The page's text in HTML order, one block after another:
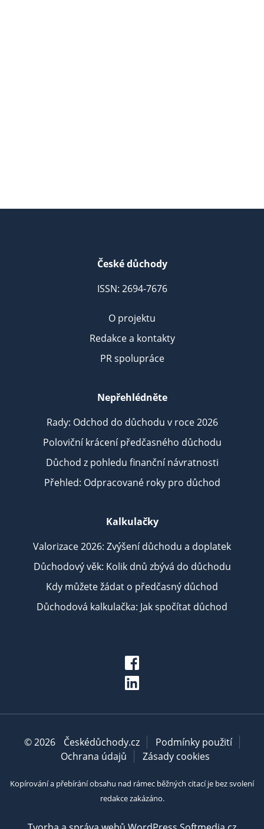
České důchody
ISSN: 2694-7676
O projektu
Redakce a kontakty
PR spolupráce
Nepřehlédněte
Rady: Odchod do důchodu v roce 2026
Poloviční krácení předčasného důchodu
Důchod z pohledu finanční návratnosti
Přehled: Odpracované roky pro důchod
Kalkulačky
Valorizace 2026: Zvýšení důchodu a doplatek
Důchodový věk: Kolik dnů zbývá do důchodu
Kdy můžete žádat o předčasný důchod
Důchodová kalkulačka: Jak spočítat důchod
© 2026 Českédůchody.cz
Podmínky použití
Ochrana údajů
Zásady cookies
Kopírování a přebírání obsahu nad rámec běžných citací je bez svolení
redakce zakázáno.